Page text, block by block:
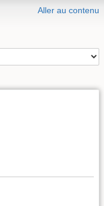
Aller au contenu